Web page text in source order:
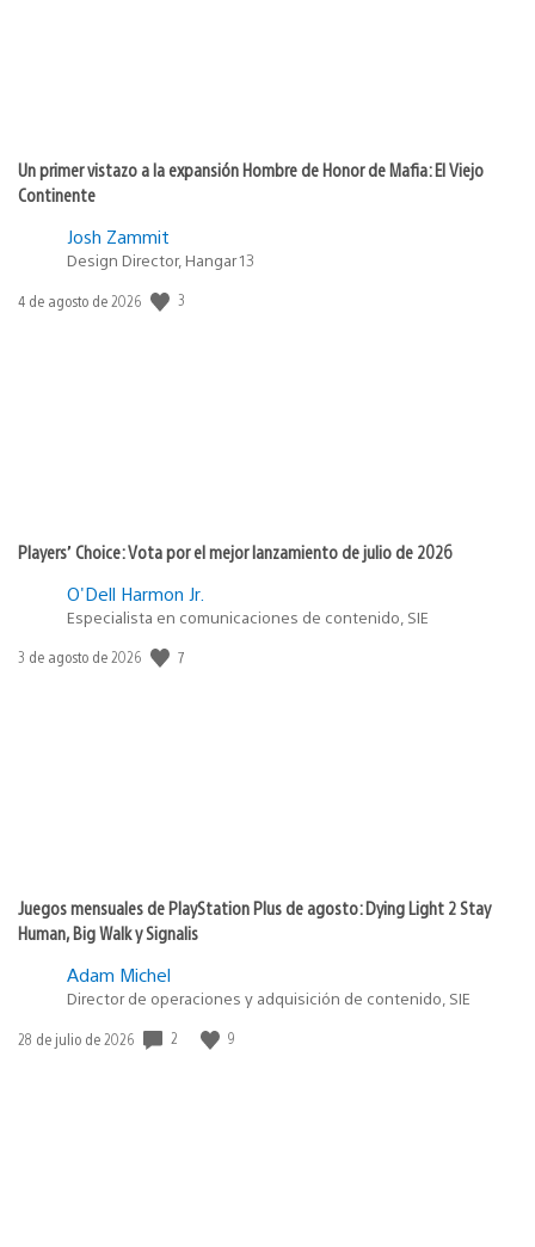
Un primer vistazo a la expansión Hombre de Honor de Mafia: El Viejo
Continente
Josh Zammit
Design Director, Hangar 13
Fecha
4 de agosto de 2026 3
Players’ Choice: Vota por el mejor lanzamiento de julio de 2026
O'Dell Harmon Jr.
Especialista en comunicaciones de contenido, SIE
Fecha
3 de agosto de 2026 7
Juegos mensuales de PlayStation Plus de agosto: Dying Light 2 Stay
Human, Big Walk y Signalis
Adam Michel
Director de operaciones y adquisición de contenido, SIE
Fecha
28 de julio de 2026 2 9